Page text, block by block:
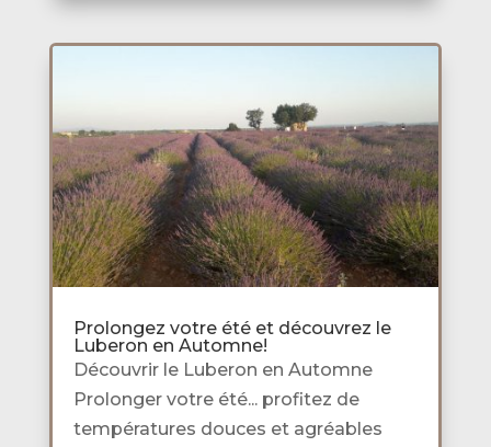
Prolongez votre été et découvrez le
Luberon en Automne!
Découvrir le Luberon en Automne
Prolonger votre été... profitez de
températures douces et agréables